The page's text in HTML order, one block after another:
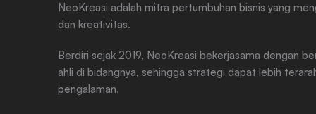
NeoKreasi adalah mitra pertumbuhan bisnis yang
dan kreativitas.
Berdiri sejak 2019, NeoKreasi bekerjasama dengan
ahli di bidangnya, sehingga strategi dapat lebih
pengalaman.